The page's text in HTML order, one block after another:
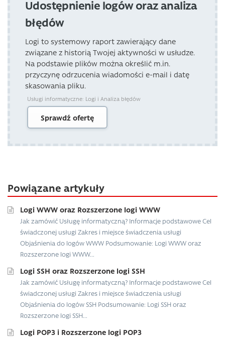
Udostępnienie logów oraz analiza
błędów
Logi to systemowy raport zawierający dane
związane z historią Twojej aktywności w usłudze.
Na podstawie plików można określić m.in.
przyczynę odrzucenia wiadomości e-mail i datę
skasowania pliku.
Usługi informatyczne: Logi i Analiza błędów
Sprawdź ofertę
Powiązane artykuły
Logi WWW oraz Rozszerzone logi WWW
Jak zamówić Usługę informatyczną? Informacje podstawowe Cel
świadczonej usługi Zakres i miejsce świadczenia usługi
Objaśnienia do logów WWW Podsumowanie: Logi WWW oraz
Rozszerzone logi WWW...
Logi SSH oraz Rozszerzone logi SSH
Jak zamówić Usługę informatyczną? Informacje podstawowe Cel
świadczonej usługi Zakres i miejsce świadczenia usługi
Objaśnienia do logów SSH Podsumowanie: Logi SSH oraz
Rozszerzone logi SSH...
Logi POP3 i Rozszerzone logi POP3